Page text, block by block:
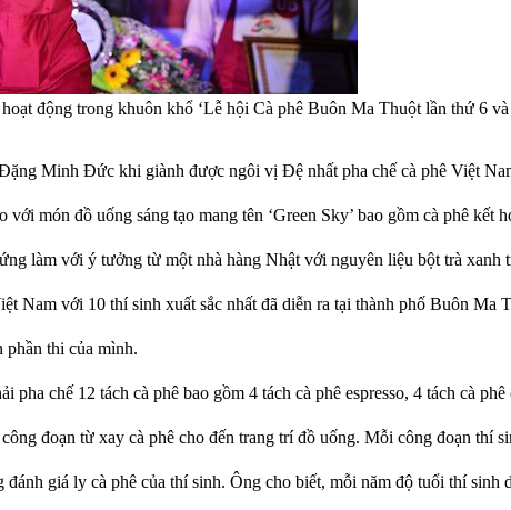
động trong khuôn khổ ‘Lễ hội Cà phê Buôn Ma Thuột lần thứ 6
Minh Đức khi giành được ngôi vị Đệ nhất pha chế cà phê Việt
món đồ uống sáng tạo mang tên ‘Green Sky’ bao gồm cà phê kết
làm với ý tưởng từ một nhà hàng Nhật với nguyên liệu bột trà xanh
Nam với 10 thí sinh xuất sắc nhất đã diễn ra tại thành phố Buôn Ma
thi của mình.
chế 12 tách cà phê bao gồm 4 tách cà phê espresso, 4 tách cà
đoạn từ xay cà phê cho đến trang trí đồ uống. Mỗi công đoạn thí
giá ly cà phê của thí sinh. Ông cho biết, mỗi năm độ tuổi thí sinh